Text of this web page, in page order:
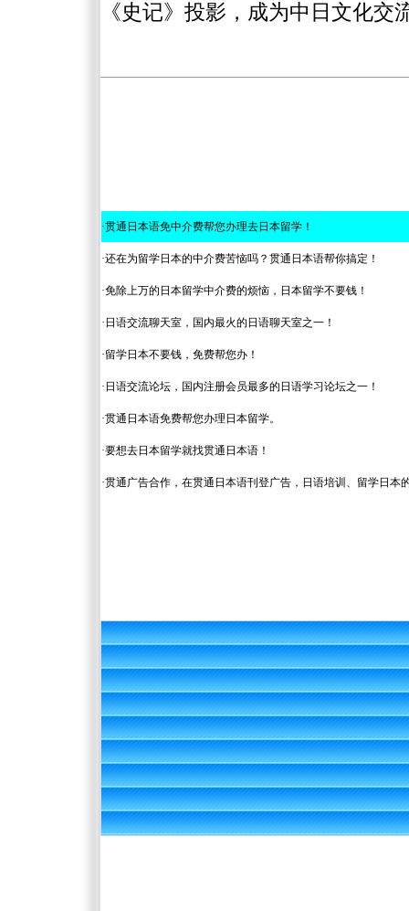
《史记》投影，成为中日文化
·贯通日本语免中介费帮您办理去日本留学！
·还在为留学日本的中介费苦恼吗？贯通日本语帮你搞定！
·免除上万的日本留学中介费的烦恼，日本留学不要钱！
· 日语交流聊天室，国内最火的日语聊天室之一！
·留学日本不要钱，免费帮您办！
· 日语交流论坛，国内注册会员最多的日语学习论坛之一！
·贯通日本语免费帮您办理日本留学。
·要想去日本留学就找贯通日本语！
·贯通广告合作，在贯通日本语刊登广告，日语培训、留学日本